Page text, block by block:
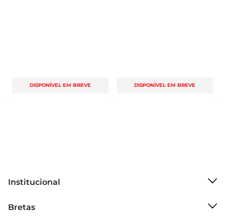
DISPONÍVEL EM BREVE DISPONÍVEL EM BREVE
Institucional
Grupo Cencosud
Bretas